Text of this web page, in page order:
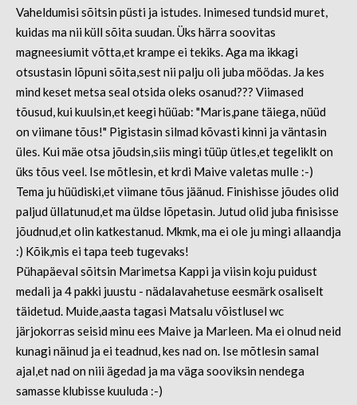
Vaheldumisi sõitsin püsti ja istudes. Inimesed tundsid muret,
kuidas ma nii küll sõita suudan. Üks härra soovitas
magneesiumit võtta,et krampe ei tekiks. Aga ma ikkagi
otsustasin lõpuni sõita,sest nii palju oli juba möödas. Ja kes
mind keset metsa seal otsida oleks osanud??? Viimased
tõusud, kui kuulsin,et keegi hüüab: "Maris,pane täiega, nüüd
on viimane tõus!" Pigistasin silmad kõvasti kinni ja väntasin
üles. Kui mäe otsa jõudsin,siis mingi tüüp ütles,et tegeliklt on
üks tõus veel. Ise mõtlesin, et krdi Maive valetas mulle :-)
Tema ju hüüdiski,et viimane tõus jäänud. Finishisse jõudes olid
paljud üllatunud,et ma üldse lõpetasin. Jutud olid juba finisisse
jõudnud,et olin katkestanud. Mkmk, ma ei ole ju mingi allaandja
:) Kõik,mis ei tapa teeb tugevaks!
Pühapäeval sõitsin Marimetsa Kappi ja viisin koju puidust
medali ja 4 pakki juustu - nädalavahetuse eesmärk osaliselt
täidetud. Muide,aasta tagasi Matsalu võistlusel wc
järjokorras seisid minu ees Maive ja Marleen. Ma ei olnud neid
kunagi näinud ja ei teadnud, kes nad on. Ise mõtlesin samal
ajal,et nad on niii ägedad ja ma väga sooviksin nendega
samasse klubisse kuuluda :-)